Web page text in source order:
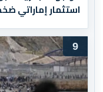
استثمار إماراتي
9